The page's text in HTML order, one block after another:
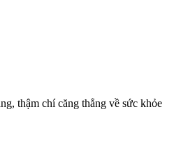
thậm chí căng thẳng về sức khỏe